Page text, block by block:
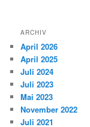
ARCHIV
April 2026
April 2025
Juli 2024
Juli 2023
Mai 2023
November 2022
Juli 2021